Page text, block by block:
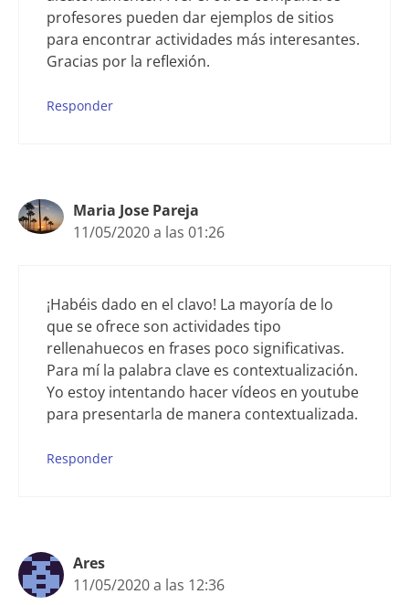
profesores pueden dar ejemplos de sitios
para encontrar actividades más interesantes.
Gracias por la reflexión.
Responder
Maria Jose Pareja
11/05/2020 a las 01:26
¡Habéis dado en el clavo! La mayoría de lo
que se ofrece son actividades tipo
rellenahuecos en frases poco significativas.
Para mí la palabra clave es contextualización.
Yo estoy intentando hacer vídeos en youtube
para presentarla de manera contextualizada.
Responder
Ares
11/05/2020 a las 12:36